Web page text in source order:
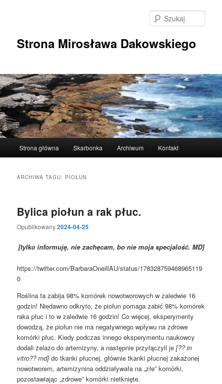
Strona Mirosława Dakowskiego
Strona główna Skarbonka Archiwum Kontakt
ARCHIWA TAGU: PIOŁUN
Bylica piołun a rak płuc.
Opublikowany2024-04-25
[tylko informuję, nie zachęcam, bo nie moja specjalość. MD]
https://twitter.com/BarbaraOneillAU/status/178328759468965119
0
Roślina ta zabija 98% komórek nowotworowych w zaledwie 16
godzin! Niedawno odkryto, że piołun pomaga zabić 98% komórek
raka płuc i to w zaledwie 16 godzin! Co więcej, eksperymenty
dowodzą, że piołun nie ma negatywnego wpływu na zdrowe
komórki płuc. Kiedy podczas innego eksperymentu naukowcy
dodali żelazo do artemizyny, a następnie przyłączyli je[?? in
vitro?? md] do tkanki płucnej, głównie tkanki płucnej zakażonej
nowotworem, artemizynina oddziaływała na „złe” komórki,
pozostawiając „zdrowe” komórki nietknięte.